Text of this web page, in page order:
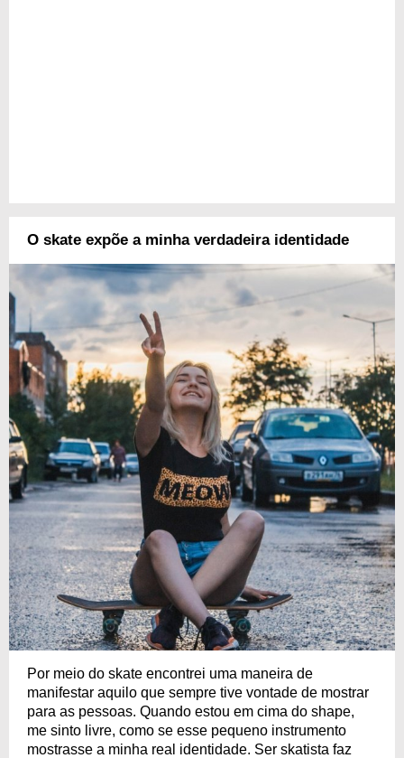
O skate expõe a minha verdadeira identidade
Por meio do skate encontrei uma maneira de
manifestar aquilo que sempre tive vontade de mostrar
para as pessoas. Quando estou em cima do shape,
me sinto livre, como se esse pequeno instrumento
mostrasse a minha real identidade. Ser skatista faz